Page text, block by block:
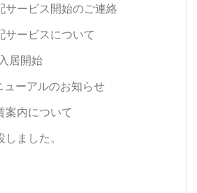
サービス開始のご連絡
サービスについて
居開始
ーアルのお知らせ
案内について
ました。